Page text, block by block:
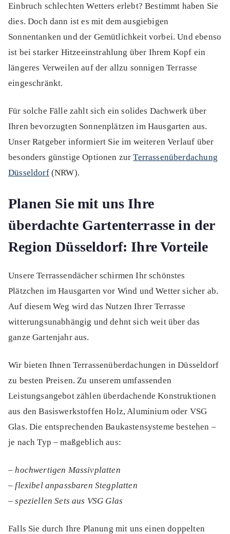
Einbruch schlechten Wetters erlebt? Bestimmt haben Sie
dies. Doch dann ist es mit dem ausgiebigen
Sonnentanken und der Gemütlichkeit vorbei. Und ebenso
ist bei starker Hitzeeinstrahlung über Ihrem Kopf ein
längeres Verweilen auf der allzu sonnigen Terrasse
eingeschränkt.
Für solche Fälle zahlt sich ein solides Dachwerk über
Ihren bevorzugten Sonnenplätzen im Hausgarten aus.
Unser Ratgeber informiert Sie im weiteren Verlauf über
besonders günstige Optionen zurTerrassenüberdachung
Düsseldorf(NRW).
Planen Sie mit uns Ihre
überdachte Gartenterrasse in der
Region Düsseldorf: Ihre Vorteile
Unsere Terrassendächer schirmen Ihr schönstes
Plätzchen im Hausgarten vor Wind und Wetter sicher ab.
Auf diesem Weg wird das Nutzen Ihrer Terrasse
witterungsunabhängig und dehnt sich weit über das
ganze Gartenjahr aus.
Wir bieten Ihnen Terrassenüberdachungen in Düsseldorf
zu besten Preisen. Zu unserem umfassenden
Leistungsangebot zählen überdachende Konstruktionen
aus den Basiswerkstoffen Holz, Aluminium oder VSG
Glas. Die entsprechenden Baukastensysteme bestehen –
je nach Typ – maßgeblich aus:
–hochwertigen Massivplatten
–flexibel anpassbaren Stegplatten
–speziellen Sets aus VSG Glas
Falls Sie durch Ihre Planung mit uns einen doppelten